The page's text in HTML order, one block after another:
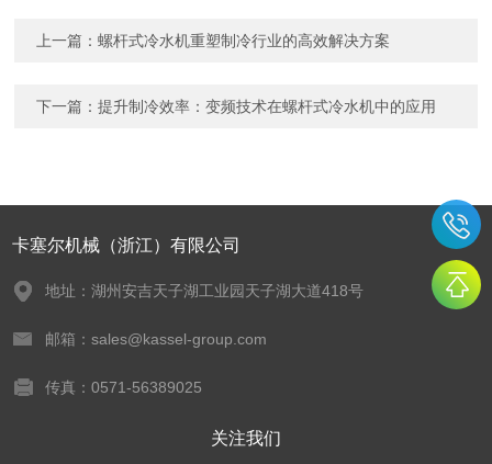
上一篇：螺杆式冷水机重塑制冷行业的高效解决方案
下一篇：提升制冷效率：变频技术在螺杆式冷水机中的应用
卡塞尔机械（浙江）有限公司
地址：湖州安吉天子湖工业园天子湖大道418号
邮箱：sales@kassel-group.com
传真：0571-56389025
关注我们